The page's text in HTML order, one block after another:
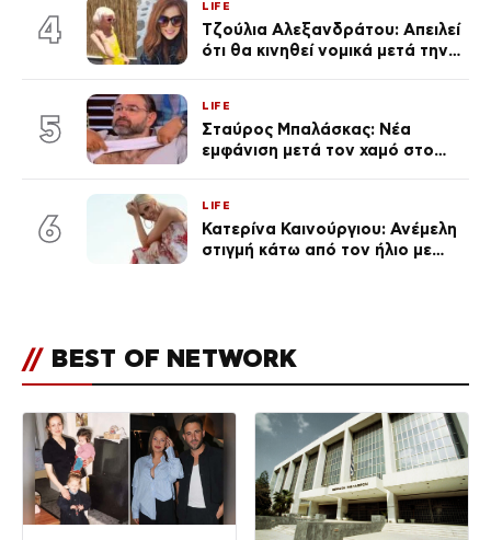
του Θεού»
4
LIFE
Τζούλια Αλεξανδράτου: Απειλεί
ότι θα κινηθεί νομικά μετά την
5
LIFE
Σταύρος Μπαλάσκας: Νέα
εμφάνιση μετά τον χαμό στο
6
LIFE
Κατερίνα Καινούργιου: Ανέμελη
στιγμή κάτω από τον ήλιο με
// BEST OF NETWORK